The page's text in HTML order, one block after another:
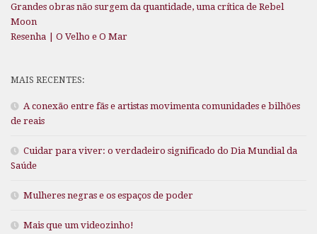
Grandes obras não surgem da quantidade, uma crítica de Rebel
Moon
Resenha | O Velho e O Mar
MAIS RECENTES:
A conexão entre fãs e artistas movimenta comunidades e bilhões
de reais
Cuidar para viver: o verdadeiro significado do Dia Mundial da
Saúde
Mulheres negras e os espaços de poder
Mais que um videozinho!